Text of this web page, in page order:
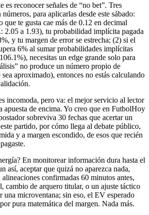
es reconocer señales de “no bet”. Tres
para aplicarlas desde este sábado:
que te gusta cae más de 0.12 en decimal
2.05 a 1.93), tu probabilidad implícita pagada
y tu margen de error se estrecha; (2) si el
6% al sumar probabilidades implícitas
necesitas un edge grande solo para
no produce un número propio de
aproximado), entonces no estás calculando
incomoda, pero va: el mejor servicio al lector
apuesta de encima. Yo creo que en FutbolHoy
sobreviva 30 fechas que acertar un
partido, por cómo llega al debate público,
y a margen escondido, de esos que recién
En monitorear información dura hasta el
así, aceptar que quizá no aparezca nada,
confirmadas 60 minutos antes,
cambio de arquero titular, o un ajuste táctico
una microventana; sin eso, el EV esperado
pura matemática del margen. Nada más.